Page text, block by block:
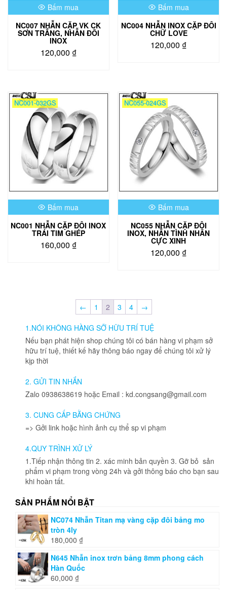
trang
sản
phẩm
trên
sản
phẩm
Bấm mua
NC007 NHẪN CẶP VK CK
SƠN TRẮNG, NHẪN ĐÔI
INOX
120,000 ₫
có
nhiều
biến
thể.
Các
tùy
chọn
có
thể
chọn
trên
sản
phẩm
Bấm mua
NC004 NHẪN INOX CẶP ĐÔI
CHỮ LOVE
120,000 ₫
biến
thể.
Các
tùy
chọn
có
chọn
trên
trang
sản
phẩm
NC001-032GS
Bấm mua
NC001 NHẪN CẶP ĐÔI INOX
TRÁI TIM GHÉP
160,000 ₫
nhiều
Các
tùy
chọn
được
chọn
trang
phẩm
NC055-024GS
Bấm mua
NC055 NHẪN CẶP ĐÔI
INOX, NHẪN TÌNH NHÂN
CỰC XINH
120,000 ₫
Các
tùy
chọn
chọn
← 1 2 3 4 →
1.NÓI KHÔNG HÀNG SỠ HỮU TRÍ TUỆ
Nếu bạn phát hiện shop chúng tôi có bán hàng vi phạm sở
hữu trí tuệ, thiết kế hãy thông báo ngay để chúng tôi xử lý
kịp thời
2. GỬI TIN NHẮN
Zalo 0938638619 hoặc Email : kd.congsang@gmail.com
3. CUNG CẤP BẰNG CHỨNG
=> Gởi link hoặc hình ảnh cụ thể sp vi phạm
4.QUY TRÌNH XỬ LÝ
1.Tiếp nhận thông tin 2. xác minh bản quyền 3. Gỡ bỏ sản
phẩm vi phạm trong vòng 24h và gởi thông báo cho bạn sau
khi hoàn tất.
SẢN PHẨM NỔI BẬT
NC074 Nhẫn Titan mạ vàng cặp đôi bảng mo
tròn 4ly
180,000 ₫
N645 Nhẫn inox trơn bảng 8mm phong cách
Hàn Quốc
60,000 ₫